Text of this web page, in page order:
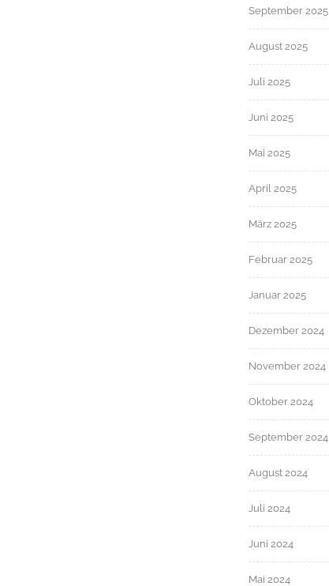
September 2025
August 2025
Juli 2025
Juni 2025
Mai 2025
April 2025
März 2025
Februar 2025
Januar 2025
Dezember 2024
November 2024
Oktober 2024
September 2024
August 2024
Juli 2024
Juni 2024
Mai 2024